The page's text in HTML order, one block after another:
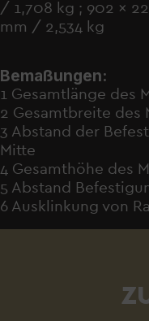
/ 1,708 kg ; 902 x
mm / 2,534 kg
Bemaßungen:
1 Gesamtlänge des
2 Gesamtbreite des
3 Abstand der
Mitte
4 Gesamthöhe des
5 Abstand
6 Ausklinkung von